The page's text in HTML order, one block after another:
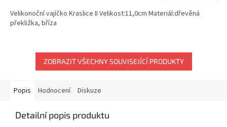
Velikonoční vajíčko Kraslice II Velikost:11,0cm Materiál:dřevěná
překližka, bříza
ZOBRAZIT VŠECHNY SOUVISEJÍCÍ PRODUKTY
Popis Hodnocení Diskuze
Detailní popis produktu